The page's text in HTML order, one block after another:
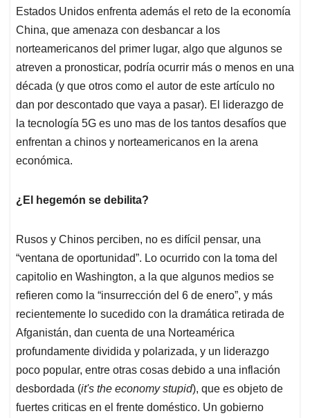
Estados Unidos enfrenta además el reto de la economía
China, que amenaza con desbancar a los
norteamericanos del primer lugar, algo que algunos se
atreven a pronosticar, podría ocurrir más o menos en una
década (y que otros como el autor de este artículo no
dan por descontado que vaya a pasar). El liderazgo de
la tecnología 5G es uno mas de los tantos desafíos que
enfrentan a chinos y norteamericanos en la arena
económica.
¿El hegemón se debilita?
Rusos y Chinos perciben, no es difícil pensar, una
“ventana de oportunidad”. Lo ocurrido con la toma del
capitolio en Washington, a la que algunos medios se
refieren como la “insurrección del 6 de enero”, y más
recientemente lo sucedido con la dramática retirada de
Afganistán, dan cuenta de una Norteamérica
profundamente dividida y polarizada, y un liderazgo
poco popular, entre otras cosas debido a una inflación
desbordada (it's the economy stupid), que es objeto de
fuertes criticas en el frente doméstico. Un gobierno